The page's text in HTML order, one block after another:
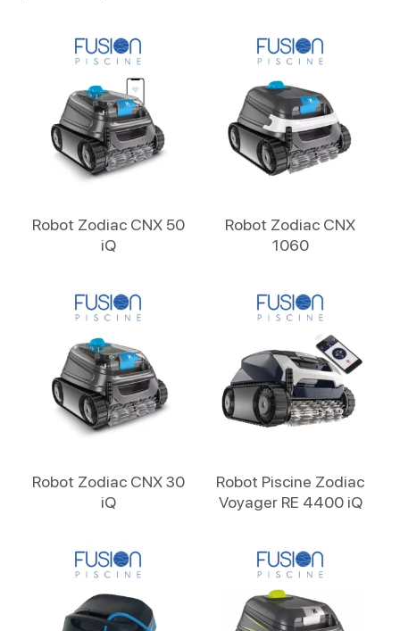
Robot Zodiac CNX 50
iQ
Robot Zodiac CNX
1060
Robot Zodiac CNX 30
iQ
Robot Piscine Zodiac
Voyager RE 4400 iQ